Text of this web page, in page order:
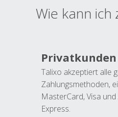
Wie kann ich
Privatkunden
Talixo akzeptiert alle
Zahlungsmethoden,
MasterCard, Visa
Express.